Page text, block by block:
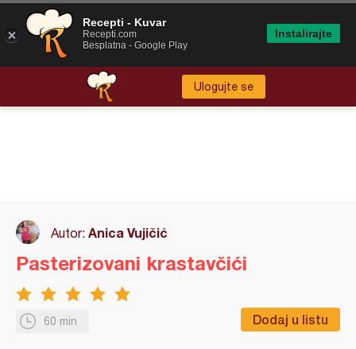
Ulogujte se
Autor: Anica Vujičić
60 min Dodaj u listu
Pasterizovani krastavčići
Recepti - Kuvar
Recepti.com
Besplatna - Google Play
Instalirajte